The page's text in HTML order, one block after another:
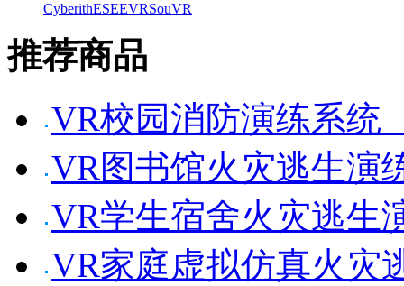
CyberithESEEVRSouVR
推荐商品
VR校园消防演练系统
VR图书馆火灾逃生演
VR学生宿舍火灾逃生
VR家庭虚拟仿真火灾